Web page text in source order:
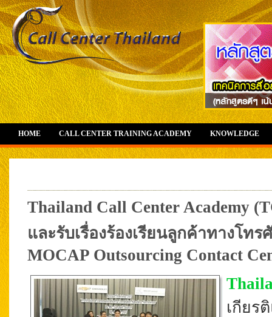
HOME CALL CENTER TRAINING ACADEMY KNOWLEDGE
Thailand Call Center Academy
และรับเรื่องร้องเรียนลูกค้าทางโท
MOCAP Outsourcing Contact
เกียร